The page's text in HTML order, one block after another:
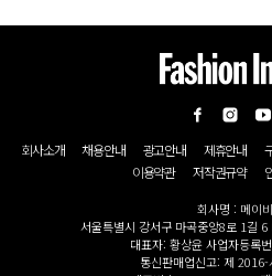
회사소개 채용안내 광고안내 제휴안내
이용약관
저작권규약
회사명 : 메이
서울특별시 강서구 마곡중앙8로 1길
대표자: 황상윤 사업자등록
통신판매업신고: 제